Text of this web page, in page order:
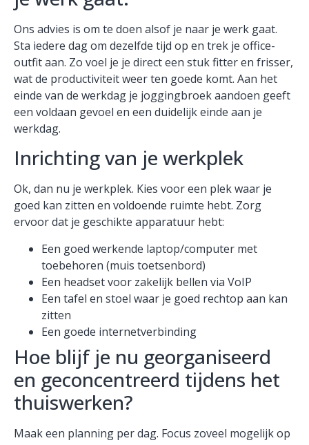
Ons advies is om te doen alsof je naar je werk gaat.
Sta iedere dag om dezelfde tijd op en trek je office-
outfit aan. Zo voel je je direct een stuk fitter en frisser,
wat de productiviteit weer ten goede komt. Aan het
einde van de werkdag je joggingbroek aandoen geeft
een voldaan gevoel en een duidelijk einde aan je
werkdag.
Inrichting van je werkplek
Ok, dan nu je werkplek. Kies voor een plek waar je
goed kan zitten en voldoende ruimte hebt. Zorg
ervoor dat je geschikte apparatuur hebt:
Een goed werkende laptop/computer met
toebehoren (muis toetsenbord)
Een headset voor zakelijk bellen via VoIP
Een tafel en stoel waar je goed rechtop aan kan
zitten
Een goede internetverbinding
Hoe blijf je nu georganiseerd
en geconcentreerd tijdens het
thuiswerken?
Maak een planning per dag. Focus zoveel mogelijk op